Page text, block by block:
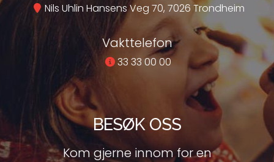
Nils Uhlin Hansens Veg 70, 7026 Trondheim
Vakttelefon
33 33 00 00
BESØK OSS
Kom gjerne innom for en